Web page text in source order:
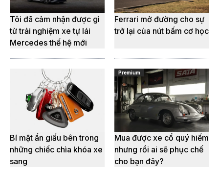
Tôi đã cảm nhận được gì
từ trải nghiệm xe tự lái
Mercedes thế hệ mới
Ferrari mở đường cho sự
trở lại của nút bấm cơ học
Bí mật ẩn giấu bên trong
những chiếc chìa khóa xe
sang
Premium
Mua được xe cổ quý hiếm
nhưng rồi ai sẽ phục chế
cho bạn đây?